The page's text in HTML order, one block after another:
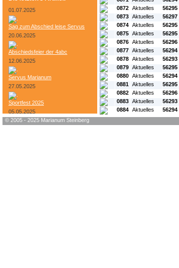
01.07.2025
Sag zum Abschied leise Servus
20.06.2025
Abschiedsfeier der 4abc
12.06.2025
Servus Marianum
27.05.2025
Sportfest 2025
05.05.2025
0872 Aktuelles 56295
0873 Aktuelles 56297
0874 Aktuelles 56295
0875 Aktuelles 56295
0876 Aktuelles 56296
0877 Aktuelles 56294
0878 Aktuelles 56293
0879 Aktuelles 56295
0880 Aktuelles 56294
0881 Aktuelles 56295
0882 Aktuelles 56296
0883 Aktuelles 56293
0884 Aktuelles 56294
© 2005 - 2025 Marianum Steinberg